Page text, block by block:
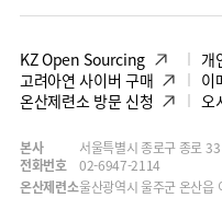
KZ Open Sourcing
고려아연 사이버 구매
온산제련소 방문 신청
개
이
오
본사
서울특별시 종로구 종로
전화번호
02-6947-2114
온산제련소울산광역시 울주군 온산읍